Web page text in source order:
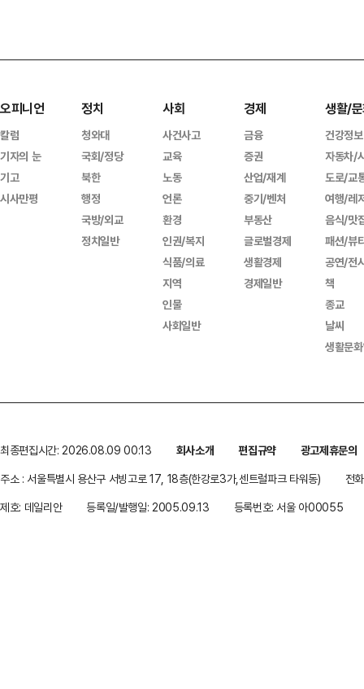
오피니언
칼럼
기자의 눈
기고
시사만평
정치
청와대
국회/정당
북한
행정
국방/외교
정치일반
사회
사건사고
교육
노동
언론
환경
인권/복지
식품/의료
지역
인물
사회일반
경제
금융
증권
산업/재계
중기/벤처
부동산
글로벌경제
생활경제
경제일반
생활/
건강정보
자동차/
도로/교
여행/레
음식/맛
패션/뷰
공연/전
책
종교
날씨
생활문
최종편집시간: 2026.08.09 00:13 회사소개 편집규약
광고제휴문의
주소 : 서울특별시 용산구 서빙고로 17, 18층(한강로3가,센트럴파크 타워동)
전
제호: 데일리안
등록일/발행일: 2005.09.13 등록번호: 서울 아00055